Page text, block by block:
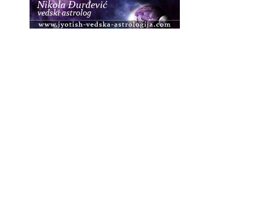
Access BARS®, otpusti stres
23.08.
Pula